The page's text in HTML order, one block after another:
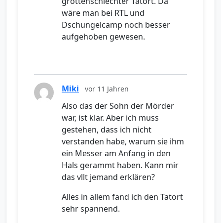
wäre man bei RTL und
Dschungelcamp noch besser
aufgehoben gewesen.
Miki vor 11 Jahren
Also das der Sohn der Mörder
war, ist klar. Aber ich muss
gestehen, dass ich nicht
verstanden habe, warum sie ihm
ein Messer am Anfang in den
Hals gerammt haben. Kann mir
das vllt jemand erklären?
Alles in allem fand ich den Tatort
sehr spannend.